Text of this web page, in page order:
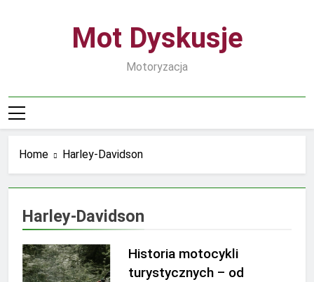
Mot Dyskusje
Motoryzacja
Home Harley-Davidson
Harley-Davidson
Historia motocykli
turystycznych – od